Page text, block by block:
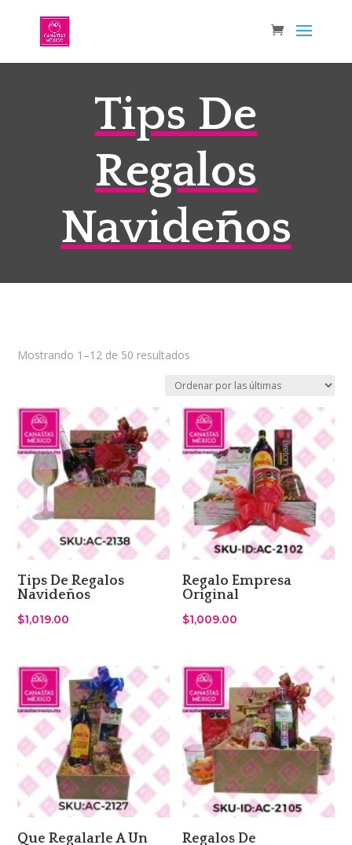
Tips De
Regalos
Navideños
Mostrando 1–12 de 50 resultados
latest
Tips De Regalos
Navideños
$1,019.00
Regalo Empresa
Original
$1,009.00
Que Regalarle A Un
Regalos De